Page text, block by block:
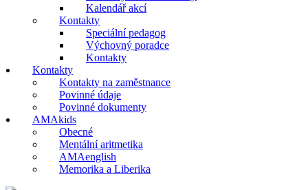
Kalendář akcí
Kontakty
Speciální pedagog
Výchovný poradce
Kontakty
Kontakty
Kontakty na zaměstnance
Povinné údaje
Povinné dokumenty
AMAkids
Obecné
Mentální aritmetika
AMAenglish
Memorika a Liberika